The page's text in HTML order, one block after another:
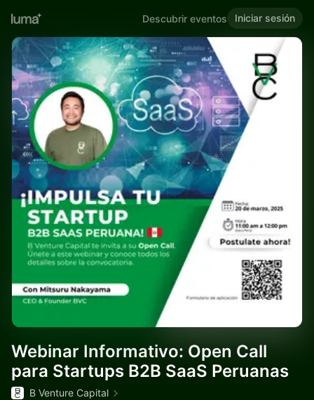
Descubrir eventos Iniciar sesión
Webinar Informativo: Open Call
para Startups B2B SaaS Peruanas
B Venture Capital